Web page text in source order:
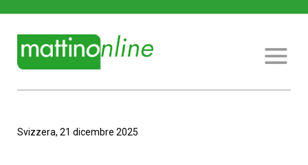
Svizzera, 21 dicembre 2025